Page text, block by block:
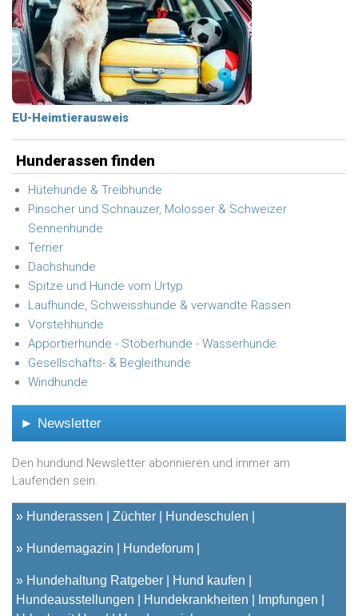
EU-Heimtierausweis
Hunderassen finden
Hütehunde & Treibhunde
Pinscher und Schnauzer, Molosser & Schweizer
Sennenhunde
Terrier
Dachshunde
Spitze und Hunde vom Urtyp
Laufhunde, Schweisshunde & verwandte Rassen
Vorstehhunde
Apportierhunde - Stöberhunde - Wasserhunde
Gesellschafts- & Begleithunde
Windhunde
► Newsletter
Den hundund Newsletter abonnieren und immer am
Laufenden sein.
» Hunderassen Züchter Hundeschulen
» Hundemagazin Hundeforum
» Hundehaltung Ratgeber
Hund kaufen
Hundeausstellungen
Hundekrankheiten
Impfungen